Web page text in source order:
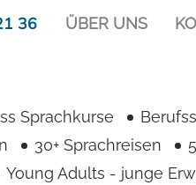
36 ÜBER UNS
Sprachkurse
30+ Sprachreisen
Young Adults - junge